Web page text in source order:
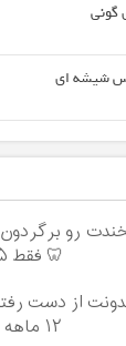
گونی
شیشه ای
رو
🦷 فقط ۲۵ میلیون
از دست
۱۲ ماهه راه حلشه